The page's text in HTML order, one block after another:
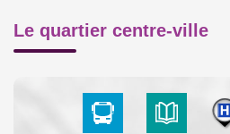
Le quartier centre-ville